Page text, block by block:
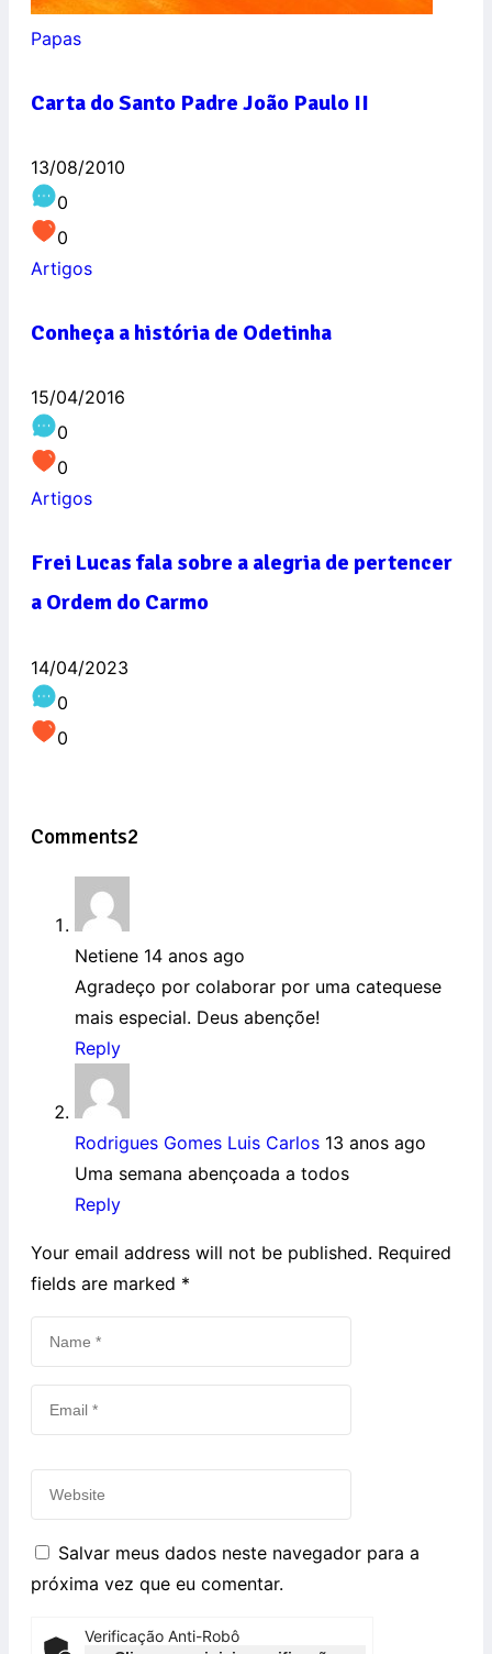
Papas
Carta do Santo Padre João Paulo II
13/08/2010
0
0
Artigos
Conheça a história de Odetinha
15/04/2016
0
0
Artigos
Frei Lucas fala sobre a alegria de pertencer
a Ordem do Carmo
14/04/2023
0
0
Comments2
Netiene 14 anos ago
Agradeço por colaborar por uma catequese
mais especial. Deus abençõe!
Reply
Rodrigues Gomes Luis Carlos 13 anos ago
Uma semana abençoada a todos
Reply
Your email address will not be published. Required
fields are marked *
Salvar meus dados neste navegador para a
próxima vez que eu comentar.
Verificação Anti-Robô